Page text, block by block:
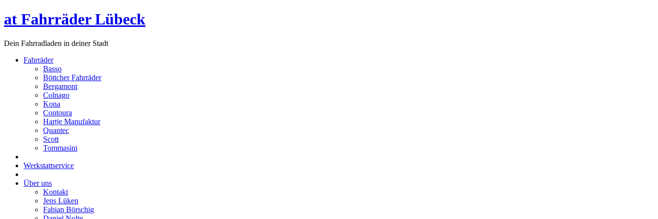
at Fahrräder Lübeck
Dein Fahrradladen in deiner Stadt
Fahrräder
Basso
Böttcher Fahrräder
Bergamont
Colnago
Kona
Contoura
Hartje Manufaktur
Quantec
Scott
Tommasini
Werkstattservice
Über uns
Kontakt
Jens Lüken
Fabian Börschig